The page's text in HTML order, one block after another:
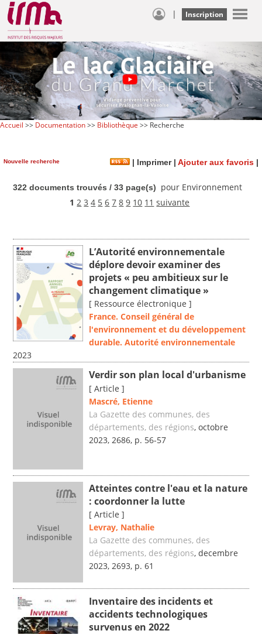
| Inscription
Accueil >> Documentation>> Bibliothèque >> Recherche
Nouvelle recherche | Imprimer| Ajouter aux favoris |
322 documents trouvés / 33 page(s)
pour Environnement
1 2 3 4 5 6 7 8 9 10 11 suivante
L’Autorité environnementale
déplore devoir examiner des
projets « peu ambitieux sur le
changement climatique »
[ Ressource électronique ]
France. Conseil général de
l'environnement et du développement
durable. Autorité environnementale
2023
Verdir son plan local d'urbanisme
[ Article ]
Mascré, Etienne
La Gazette des communes, des
départements, des régions, octobre
2023, 2686, p. 56-57
Atteintes contre l'eau et la nature
: coordonner la lutte
[ Article ]
Levray, Nathalie
La Gazette des communes, des
départements, des régions, decembre
2023, 2693, p. 61
Inventaire des incidents et
accidents technologiques
survenus en 2022